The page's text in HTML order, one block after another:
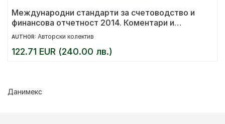
Международни стандарти за счетоводство и
финансова отчетност 2014. Коментари и
приложения
AUTHOR: Авторски колектив
122.71 EUR (240.00 лв.)
Данимекс